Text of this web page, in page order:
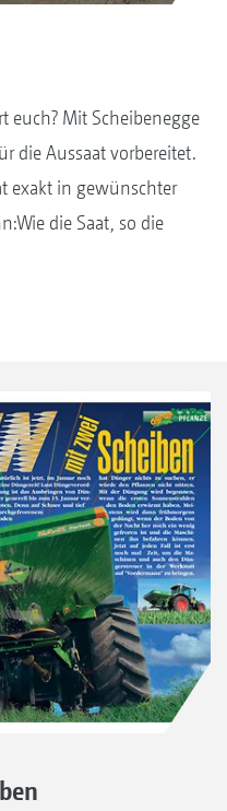
euch? Mit Scheibenegge
die Aussaat vorbereitet.
exakt in gewünschter
die Saat, so die